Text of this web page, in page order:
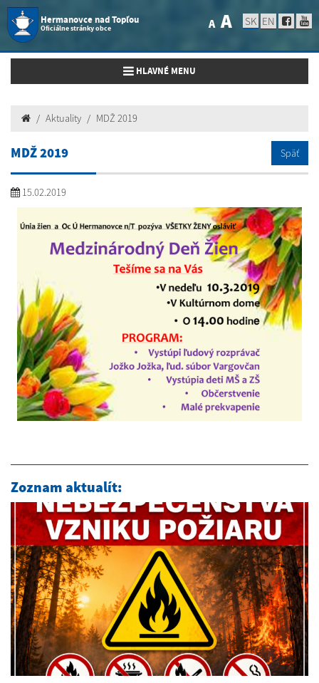
Hermanovce nad Topľou
Oficiálne stránky obce A A SK EN
Toggle navigation
HLAVNÉ MENU
Aktuality MDŽ 2019
MDŽ 2019 Späť
15.02.2019
Zoznam aktualít: